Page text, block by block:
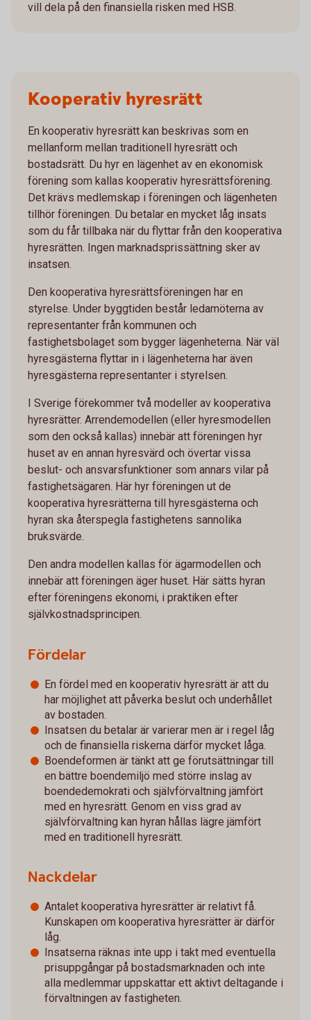
vill dela på den finansiella risken med HSB.
Kooperativ hyresrätt
En kooperativ hyresrätt kan beskrivas som en
mellanform mellan traditionell hyresrätt och
bostadsrätt. Du hyr en lägenhet av en ekonomisk
förening som kallas kooperativ hyresrättsförening.
Det krävs medlemskap i föreningen och lägenheten
tillhör föreningen. Du betalar en mycket låg insats
som du får tillbaka när du flyttar från den kooperativa
hyresrätten. Ingen marknadsprissättning sker av
insatsen.
Den kooperativa hyresrättsföreningen har en
styrelse. Under byggtiden består ledamöterna av
representanter från kommunen och
fastighetsbolaget som bygger lägenheterna. När väl
hyresgästerna flyttar in i lägenheterna har även
hyresgästerna representanter i styrelsen.
I Sverige förekommer två modeller av kooperativa
hyresrätter. Arrendemodellen (eller hyresmodellen
som den också kallas) innebär att föreningen hyr
huset av en annan hyresvärd och övertar vissa
beslut- och ansvarsfunktioner som annars vilar på
fastighetsägaren. Här hyr föreningen ut de
kooperativa hyresrätterna till hyresgästerna och
hyran ska återspegla fastighetens sannolika
bruksvärde.
Den andra modellen kallas för ägarmodellen och
innebär att föreningen äger huset. Här sätts hyran
efter föreningens ekonomi, i praktiken efter
självkostnadsprincipen.
Fördelar
En fördel med en kooperativ hyresrätt är att du
har möjlighet att påverka beslut och underhållet
av bostaden.
Insatsen du betalar är varierar men är i regel låg
och de finansiella riskerna därför mycket låga.
Boendeformen är tänkt att ge förutsättningar till
en bättre boendemiljö med större inslag av
boendedemokrati och självförvaltning jämfört
med en hyresrätt. Genom en viss grad av
självförvaltning kan hyran hållas lägre jämfört
med en traditionell hyresrätt.
Nackdelar
Antalet kooperativa hyresrätter är relativt få.
Kunskapen om kooperativa hyresrätter är därför
låg.
Insatserna räknas inte upp i takt med eventuella
prisuppgångar på bostadsmarknaden och inte
alla medlemmar uppskattar ett aktivt deltagande i
förvaltningen av fastigheten.